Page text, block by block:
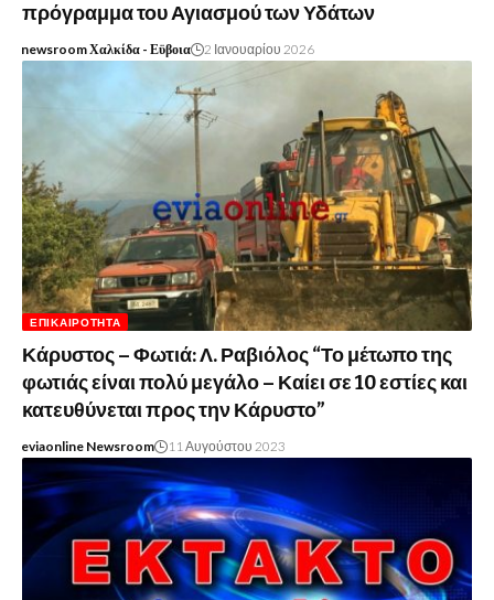
πρόγραμμα του Αγιασμού των Υδάτων
newsroom Χαλκίδα - Εϋβοια 2 Ιανουαρίου 2026
ΕΠΙΚΑΙΡΌΤΗΤΑ
Κάρυστος – Φωτιά: Λ. Ραβιόλος “Το μέτωπο της
φωτιάς είναι πολύ μεγάλο – Καίει σε 10 εστίες και
κατευθύνεται προς την Κάρυστο”
eviaonline Newsroom 11 Αυγούστου 2023